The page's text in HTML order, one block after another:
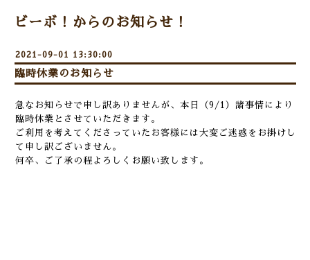
ビーボ！からのお知らせ！
2021-09-01 13:30:00
臨時休業のお知らせ
急なお知らせで申し訳ありませんが、本日（9/1）諸事情により
臨時休業とさせていただきます。
ご利用を考えてくださっていたお客様には大変ご迷惑をお掛けし
て申し訳ございません。
何卒、ご了承の程よろしくお願い致します。